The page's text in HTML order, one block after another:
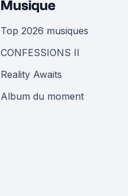
Musique
Top 2026 musiques
CONFESSIONS II
Reality Awaits
Album du moment